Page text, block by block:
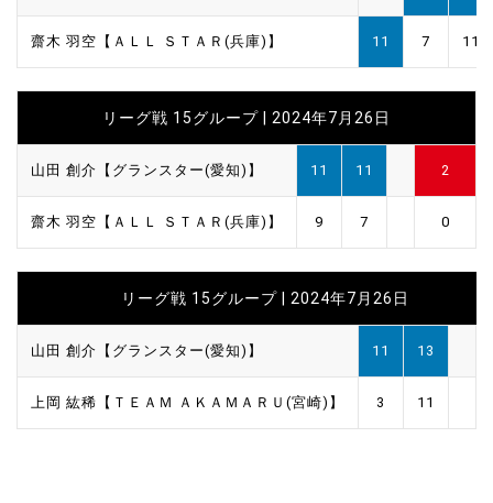
齋木 羽空【ＡＬＬ ＳＴＡＲ(兵庫)】 11 7 11
リーグ戦 15グループ | 2024年7月26日
山田 創介【グランスター(愛知)】 11 11 2
齋木 羽空【ＡＬＬ ＳＴＡＲ(兵庫)】 9 7 0
リーグ戦 15グループ | 2024年7月26日
山田 創介【グランスター(愛知)】 11 13
上岡 紘稀【ＴＥＡＭ ＡＫＡＭＡＲＵ(宮崎)】 3 11